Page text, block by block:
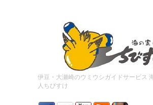
伊豆・大瀬崎のウミウシガイドサービス
人ちびすけ